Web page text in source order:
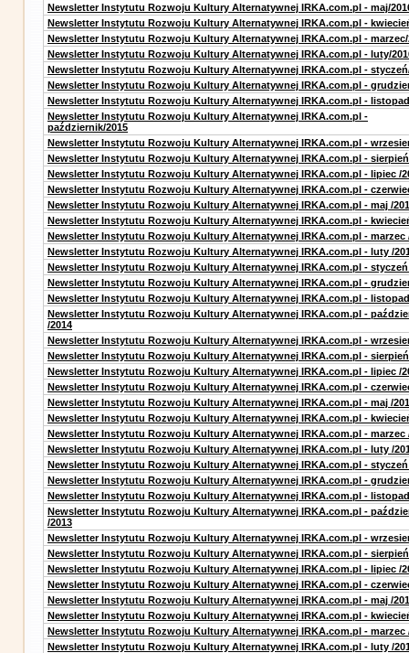
Newsletter Instytutu Rozwoju Kultury Alternatywnej IRKA.com.pl - maj/
Newsletter Instytutu Rozwoju Kultury Alternatywnej IRKA.com.pl -
Newsletter Instytutu Rozwoju Kultury Alternatywnej IRKA.com.pl - marzec/
Newsletter Instytutu Rozwoju Kultury Alternatywnej IRKA.com.pl - luty/
Newsletter Instytutu Rozwoju Kultury Alternatywnej IRKA.com.pl -
Newsletter Instytutu Rozwoju Kultury Alternatywnej IRKA.com.pl -
Newsletter Instytutu Rozwoju Kultury Alternatywnej IRKA.com.pl -
Newsletter Instytutu Rozwoju Kultury Alternatywnej IRKA.com.pl -
październik/2015
Newsletter Instytutu Rozwoju Kultury Alternatywnej IRKA.com.pl -
Newsletter Instytutu Rozwoju Kultury Alternatywnej IRKA.com.pl -
Newsletter Instytutu Rozwoju Kultury Alternatywnej IRKA.com.pl - lipiec /
Newsletter Instytutu Rozwoju Kultury Alternatywnej IRKA.com.pl -
Newsletter Instytutu Rozwoju Kultury Alternatywnej IRKA.com.pl - maj /
Newsletter Instytutu Rozwoju Kultury Alternatywnej IRKA.com.pl -
Newsletter Instytutu Rozwoju Kultury Alternatywnej IRKA.com.pl - marzec
Newsletter Instytutu Rozwoju Kultury Alternatywnej IRKA.com.pl - luty /
Newsletter Instytutu Rozwoju Kultury Alternatywnej IRKA.com.pl - styczeń
Newsletter Instytutu Rozwoju Kultury Alternatywnej IRKA.com.pl -
Newsletter Instytutu Rozwoju Kultury Alternatywnej IRKA.com.pl - listopad
Newsletter Instytutu Rozwoju Kultury Alternatywnej IRKA.com.pl -
/2014
Newsletter Instytutu Rozwoju Kultury Alternatywnej IRKA.com.pl -
Newsletter Instytutu Rozwoju Kultury Alternatywnej IRKA.com.pl - sierpień
Newsletter Instytutu Rozwoju Kultury Alternatywnej IRKA.com.pl - lipiec /
Newsletter Instytutu Rozwoju Kultury Alternatywnej IRKA.com.pl -
Newsletter Instytutu Rozwoju Kultury Alternatywnej IRKA.com.pl - maj /
Newsletter Instytutu Rozwoju Kultury Alternatywnej IRKA.com.pl -
Newsletter Instytutu Rozwoju Kultury Alternatywnej IRKA.com.pl - marzec
Newsletter Instytutu Rozwoju Kultury Alternatywnej IRKA.com.pl - luty /
Newsletter Instytutu Rozwoju Kultury Alternatywnej IRKA.com.pl - styczeń
Newsletter Instytutu Rozwoju Kultury Alternatywnej IRKA.com.pl -
Newsletter Instytutu Rozwoju Kultury Alternatywnej IRKA.com.pl - listopad
Newsletter Instytutu Rozwoju Kultury Alternatywnej IRKA.com.pl -
/2013
Newsletter Instytutu Rozwoju Kultury Alternatywnej IRKA.com.pl -
Newsletter Instytutu Rozwoju Kultury Alternatywnej IRKA.com.pl - sierpień
Newsletter Instytutu Rozwoju Kultury Alternatywnej IRKA.com.pl - lipiec /
Newsletter Instytutu Rozwoju Kultury Alternatywnej IRKA.com.pl -
Newsletter Instytutu Rozwoju Kultury Alternatywnej IRKA.com.pl - maj /
Newsletter Instytutu Rozwoju Kultury Alternatywnej IRKA.com.pl -
Newsletter Instytutu Rozwoju Kultury Alternatywnej IRKA.com.pl - marzec
Newsletter Instytutu Rozwoju Kultury Alternatywnej IRKA.com.pl - luty /